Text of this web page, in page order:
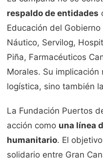
respaldo de entidades
Educación del
Náutico, Servilog,
Piña, Farmacéuticos
Morales. Su
logística, sino también
La Fundación Puertos
acción como una línea
humanitario. El
solidario entre Gran